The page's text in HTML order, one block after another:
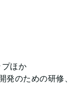
ほか
のための研修、